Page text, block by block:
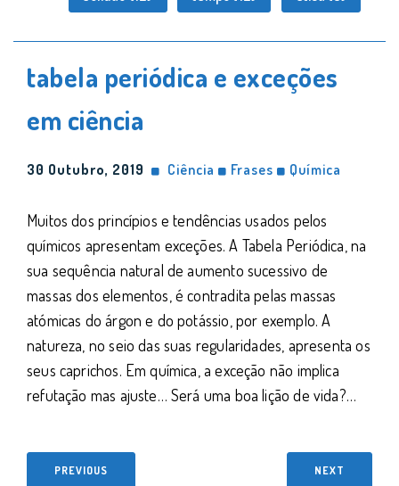
tabela periódica e exceções
em ciência
30 Outubro, 2019 Ciência Frases Química
Muitos dos princípios e tendências usados pelos
químicos apresentam exceções. A Tabela Periódica, na
sua sequência natural de aumento sucessivo de
massas dos elementos, é contradita pelas massas
atómicas do árgon e do potássio, por exemplo. A
natureza, no seio das suas regularidades, apresenta os
seus caprichos. Em química, a exceção não implica
refutação mas ajuste… Será uma boa lição de vida?…
PREVIOUS NEXT